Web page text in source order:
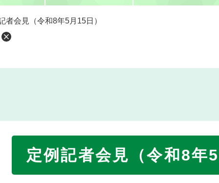
カ
ス
タ
者会見（令和8年5月15日）
定例記者会見（令和8年